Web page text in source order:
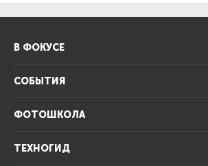
В ФОКУСЕ
СОБЫТИЯ
ФОТОШКОЛА
ТЕХНОГИД